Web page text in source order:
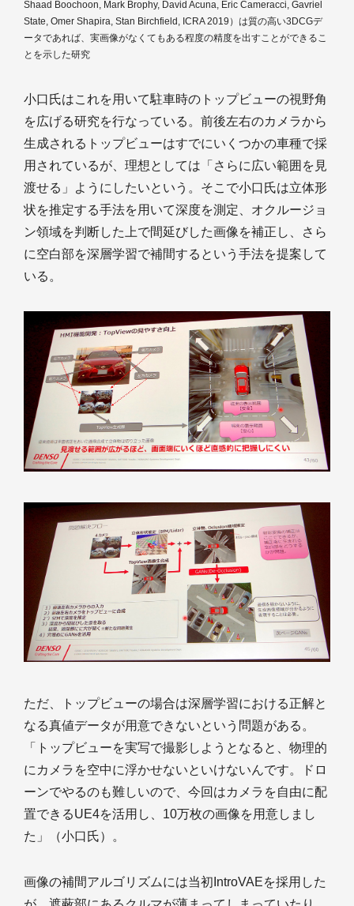
Shaad Boochoon, Mark Brophy, David Acuna, Eric Cameracci, Gavriel
State, Omer Shapira, Stan Birchfield, ICRA 2019）は質の高い3DCGデ
ータであれば、実画像がなくてもある程度の精度を出すことができるこ
とを示した研究
小口氏はこれを用いて駐車時のトップビューの視野角
を広げる研究を行なっている。前後左右のカメラから
生成されるトップビューはすでにいくつかの車種で採
用されているが、理想としては「さらに広い範囲を見
渡せる」ようにしたいという。そこで小口氏は立体形
状を推定する手法を用いて深度を測定、オクルージョ
ン領域を判断した上で間延びした画像を補正し、さら
に空白部を深層学習で補間するという手法を提案して
いる。
ただ、トップビューの場合は深層学習における正解と
なる真値データが用意できないという問題がある。
「トップビューを実写で撮影しようとなると、物理的
にカメラを空中に浮かせないといけないんです。ドロ
ーンでやるのも難しいので、今回はカメラを自由に配
置できるUE4を活用し、10万枚の画像を用意しまし
た」（小口氏）。
画像の補間アルゴリズムには当初IntroVAEを採用した